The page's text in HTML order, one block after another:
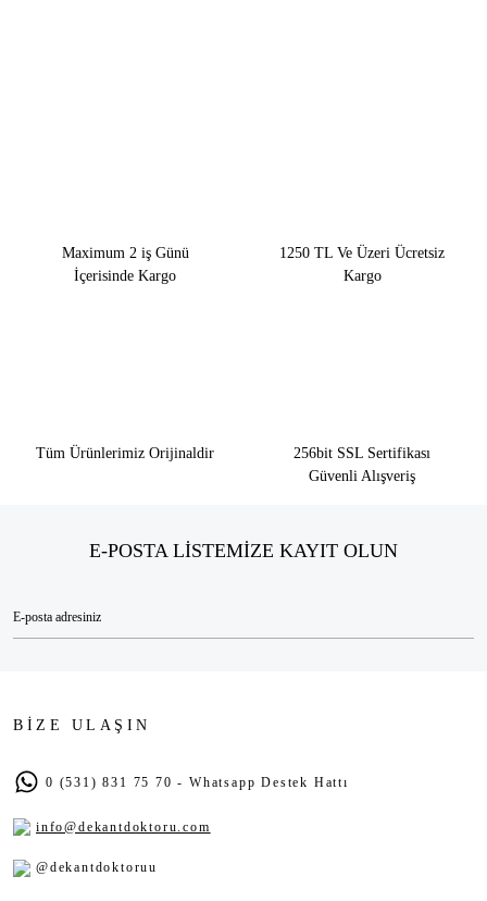
Maximum 2 iş Günü
İçerisinde Kargo
1250 TL Ve Üzeri Ücretsiz
Kargo
Tüm Ürünlerimiz Orijinaldir
256bit SSL Sertifikası
Güvenli Alışveriş
E-POSTA LİSTEMİZE KAYIT OLUN
BİZE ULAŞIN
0 (531) 831 75 70 - Whatsapp Destek Hattı
info@dekantdoktoru.com
@dekantdoktoruu